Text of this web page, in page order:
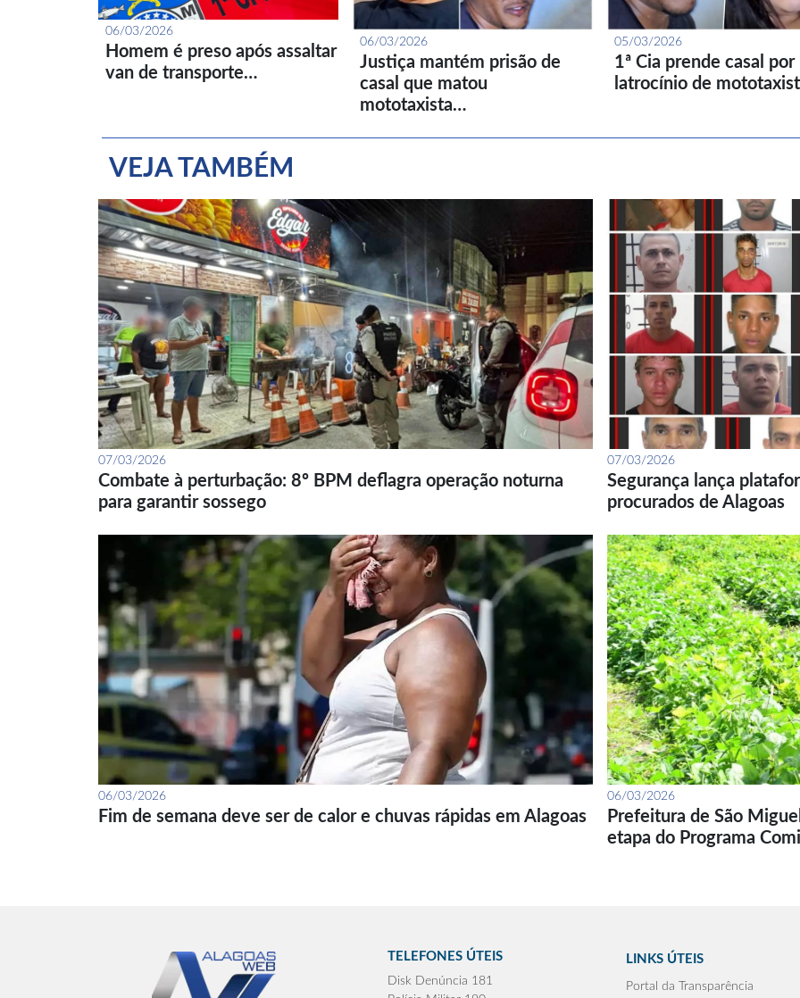
06/03/2026
Homem é preso após assaltar
van de transporte…
06/03/2026
Justiça mantém prisão de
casal que matou
mototaxista…
05/03/2026
1ª Cia prende casal por
latrocínio de
VEJA TAMBÉM
07/03/2026
Combate à perturbação: 8º BPM deflagra operação noturna
para garantir sossego
07/03/2026
Segurança lança
procurados de Alagoas
06/03/2026
Fim de semana deve ser de calor e chuvas rápidas em Alagoas
06/03/2026
Prefeitura de São
etapa do Programa
TELEFONES ÚTEIS
Disk Denúncia 181
LINKS ÚTEIS
Portal da Transparência